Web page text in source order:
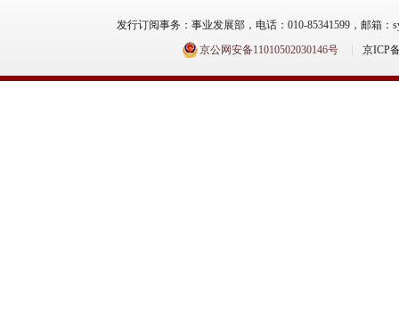
发行订阅事务：事业发展部，电话：010-85341599，邮箱：
京公网安备11010502030146号
京ICP